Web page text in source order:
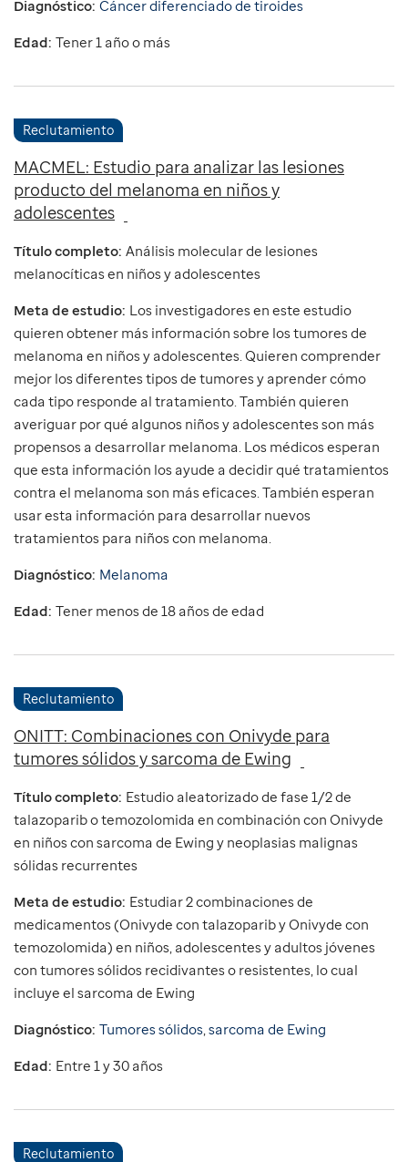
Diagnóstico: Cáncer diferenciado de tiroides
Edad: Tener 1 año o más
Reclutamiento
MACMEL: Estudio para analizar las lesiones
producto del melanoma en niños y
adolescentes
Título completo: Análisis molecular de lesiones
melanocíticas en niños y adolescentes
Meta de estudio: Los investigadores en este estudio
quieren obtener más información sobre los tumores de
melanoma en niños y adolescentes. Quieren comprender
mejor los diferentes tipos de tumores y aprender cómo
cada tipo responde al tratamiento. También quieren
averiguar por qué algunos niños y adolescentes son más
propensos a desarrollar melanoma. Los médicos esperan
que esta información los ayude a decidir qué tratamientos
contra el melanoma son más eficaces. También esperan
usar esta información para desarrollar nuevos
tratamientos para niños con melanoma.
Diagnóstico: Melanoma
Edad: Tener menos de 18 años de edad
Reclutamiento
ONITT: Combinaciones con Onivyde para
tumores sólidos y sarcoma de Ewing
Título completo: Estudio aleatorizado de fase 1/2 de
talazoparib o temozolomida en combinación con Onivyde
en niños con sarcoma de Ewing y neoplasias malignas
sólidas recurrentes
Meta de estudio: Estudiar 2 combinaciones de
medicamentos (Onivyde con talazoparib y Onivyde con
temozolomida) en niños, adolescentes y adultos jóvenes
con tumores sólidos recidivantes o resistentes, lo cual
incluye el sarcoma de Ewing
Diagnóstico: Tumores sólidos,sarcoma de Ewing
Edad: Entre 1 y 30 años
Reclutamiento